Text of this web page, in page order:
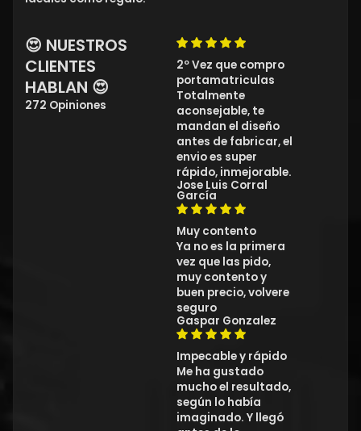
😍 NUESTROS
CLIENTES
HABLAN 😍
272 Opiniones
2º Vez que compro
portamatriculas
Totalmente
aconsejable, te
mandan el diseño
antes de fabricar, el
envio es super
rápido, inmejorable.
Jose Luis Corral
García
Muy contento
Ya no es la primera
vez que las pido,
muy contento y
buen precio, volvere
seguro
Gaspar Gonzalez
Impecable y rápido
Me ha gustado
mucho el resultado,
según lo había
imaginado. Y llegó